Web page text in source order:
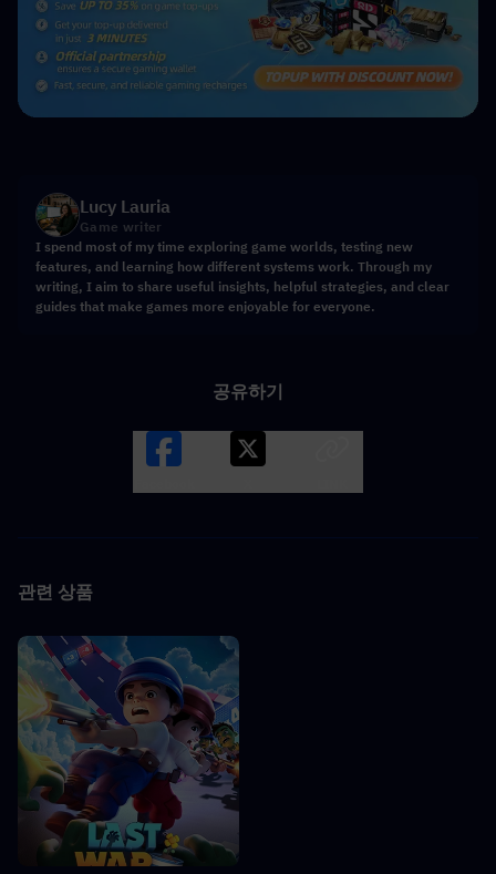
Lucy Lauria
Game writer
I spend most of my time exploring game worlds, testing new
features, and learning how different systems work. Through my
writing, I aim to share useful insights, helpful strategies, and clear
guides that make games more enjoyable for everyone.
공유하기
관련 상품